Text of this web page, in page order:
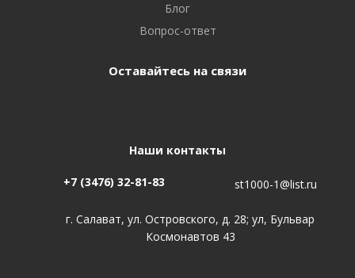
Блог
Вопрос-ответ
Оставайтесь на связи
Наши контакты
+7 (3476) 32-81-83 st1000-1@list.ru
г. Салават, ул. Островского, д. 28; ул, Бульвар
Космонавтов 43